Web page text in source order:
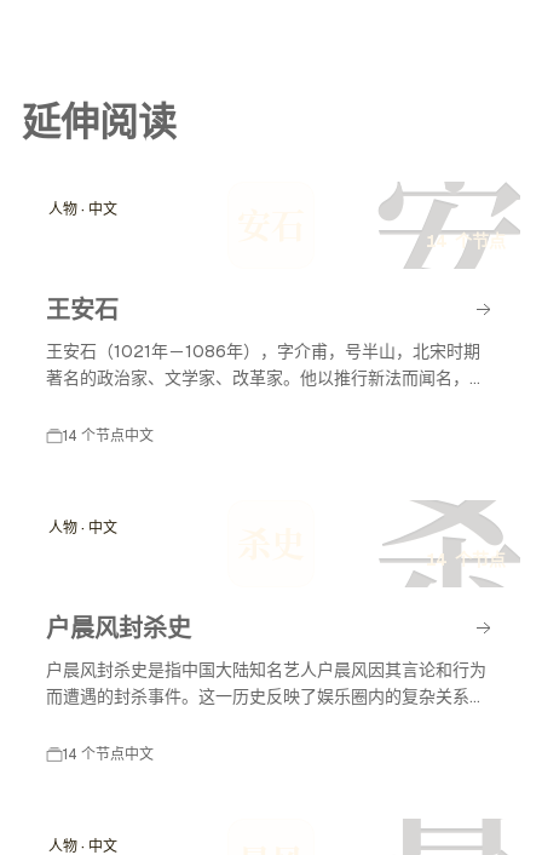
延伸阅读
安
人物 · 中文
14 个节点
王安石
王安石（1021年－1086年），字介甫，号半山，北宋时期
著名的政治家、文学家、改革家。他以推行新法而闻名，致
14 个节点中文
杀
人物 · 中文
14 个节点
户晨风封杀史
户晨风封杀史是指中国大陆知名艺人户晨风因其言论和行为
而遭遇的封杀事件。这一历史反映了娱乐圈内的复杂关系以
上因各种原因受到媒体和公众的关注，封杀事件对其职业生
14 个节点中文
人物 · 中文